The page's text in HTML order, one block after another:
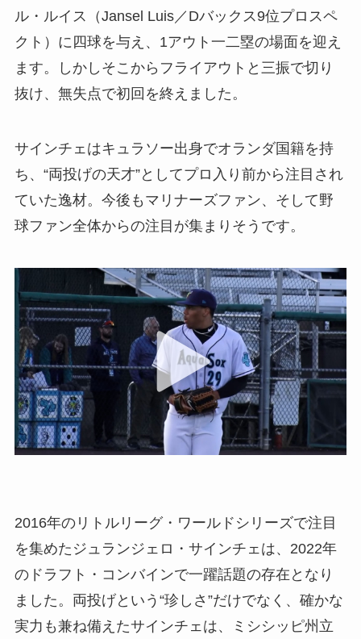
ル・ルイス（Jansel Luis／Dバックス9位プロスペ
クト）に四球を与え、1アウト一二塁の場面を迎え
ます。しかしそこからフライアウトと三振で切り
抜け、無失点で初回を終えました。
サインチェはキュラソー出身でオランダ国籍を持
ち、“両投げの天才”としてプロ入り前から注目され
ていた逸材。今後もマリナーズファン、そして野
球ファン全体からの注目が集まりそうです。
2016年のリトルリーグ・ワールドシリーズで注目
を集めたジュランジェロ・サインチェは、2022年
のドラフト・コンバインで一躍話題の存在となり
ました。両投げという“珍しさ”だけでなく、確かな
実力も兼ね備えたサインチェは、ミシシッピ州立